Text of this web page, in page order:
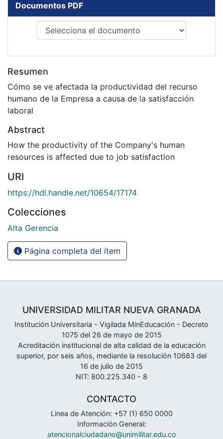
Documentos PDF
Resumen
Cómo se ve afectada la productividad del recurso
humano de la Empresa a causa de la satisfacción
laboral
Abstract
How the productivity of the Company's human
resources is affected due to job satisfaction
URI
https://hdl.handle.net/10654/17174
Colecciones
Alta Gerencia
Página completa del ítem
UNIVERSIDAD MILITAR NUEVA GRANADA
Institución Universitaria - Vigilada MinEducación - Decreto
1075 del 26 de mayo de 2015
Acreditación institucional de alta calidad de la educación
superior, por seis años, mediante la resolución 10683 del
16 de julio de 2015
NIT: 800.225.340 - 8
CONTACTO
Linea de Atención: +57 (1) 650 0000
Información General:
atencionalciudadano@unimilitar.edu.co